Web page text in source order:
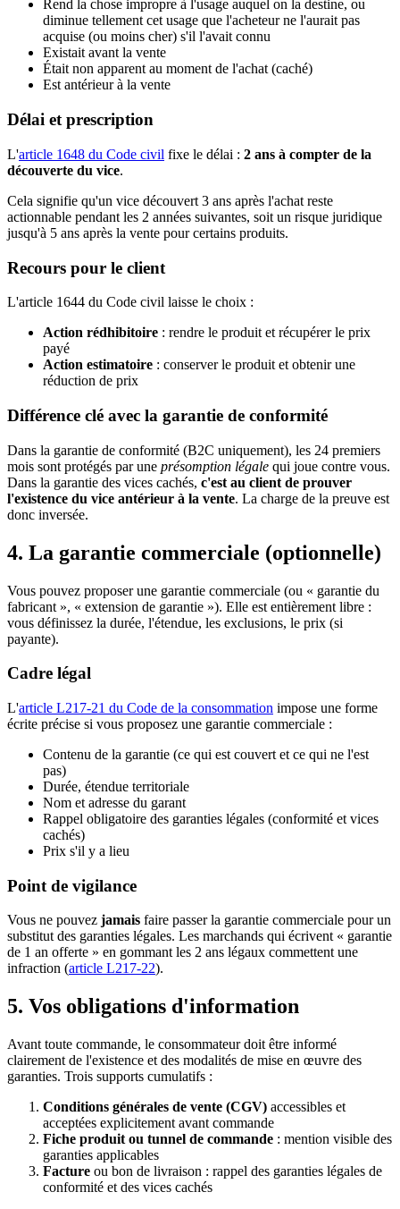
Rend la chose impropre à l'usage auquel on la destine, ou
diminue tellement cet usage que l'acheteur ne l'aurait pas
acquise (ou moins cher) s'il l'avait connu
Existait avant la vente
Était non apparent au moment de l'achat (caché)
Est antérieur à la vente
Délai et prescription
L'article 1648 du Code civil fixe le délai : 2 ans à compter de la
découverte du vice.
Cela signifie qu'un vice découvert 3 ans après l'achat reste
actionnable pendant les 2 années suivantes, soit un risque juridique
jusqu'à 5 ans après la vente pour certains produits.
Recours pour le client
L'article 1644 du Code civil laisse le choix :
Action rédhibitoire : rendre le produit et récupérer le prix
payé
Action estimatoire : conserver le produit et obtenir une
réduction de prix
Différence clé avec la garantie de conformité
Dans la garantie de conformité (B2C uniquement), les 24 premiers
mois sont protégés par une présomption légale qui joue contre vous.
Dans la garantie des vices cachés, c'est au client de prouver
l'existence du vice antérieur à la vente. La charge de la preuve est
donc inversée.
4. La garantie commerciale (optionnelle)
Vous pouvez proposer une garantie commerciale (ou « garantie du
fabricant », « extension de garantie »). Elle est entièrement libre :
vous définissez la durée, l'étendue, les exclusions, le prix (si
payante).
Cadre légal
L'article L217-21 du Code de la consommation impose une forme
écrite précise si vous proposez une garantie commerciale :
Contenu de la garantie (ce qui est couvert et ce qui ne l'est
pas)
Durée, étendue territoriale
Nom et adresse du garant
Rappel obligatoire des garanties légales (conformité et vices
cachés)
Prix s'il y a lieu
Point de vigilance
Vous ne pouvez jamais faire passer la garantie commerciale pour un
substitut des garanties légales. Les marchands qui écrivent « garantie
de 1 an offerte » en gommant les 2 ans légaux commettent une
infraction (article L217-22).
5. Vos obligations d'information
Avant toute commande, le consommateur doit être informé
clairement de l'existence et des modalités de mise en œuvre des
garanties. Trois supports cumulatifs :
Conditions générales de vente (CGV) accessibles et
acceptées explicitement avant commande
Fiche produit ou tunnel de commande : mention visible des
garanties applicables
Facture ou bon de livraison : rappel des garanties légales de
conformité et des vices cachés